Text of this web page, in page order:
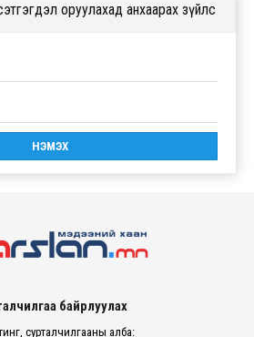
оруулахад анхаарах зүйлс
байрлуулах
сурталчилгааны алба: